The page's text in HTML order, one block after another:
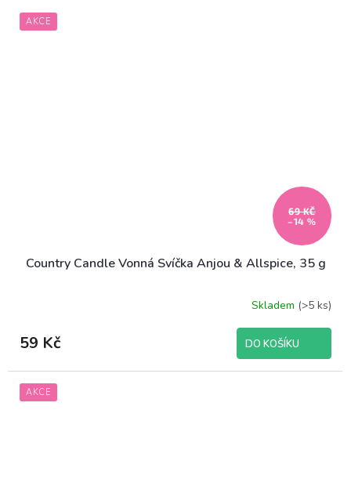
AKCE
69 KČ
–14 %
Country Candle Vonná Svíčka Anjou & Allspice, 35 g
Skladem (>5 ks)
59 Kč DO KOŠÍKU
AKCE